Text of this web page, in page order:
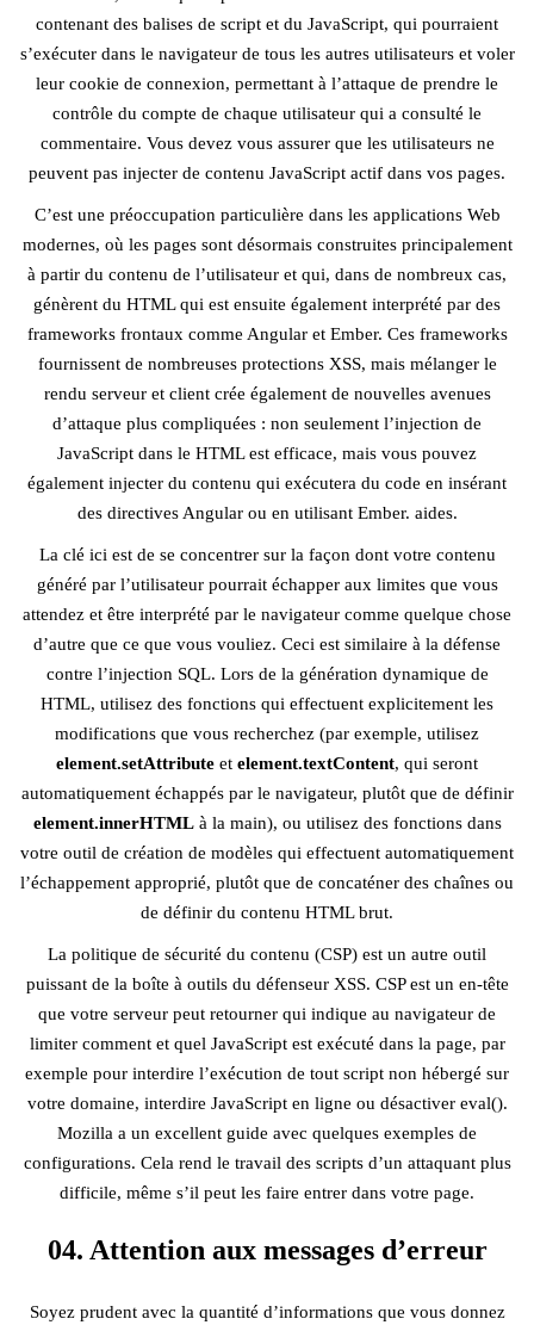
contenant des balises de script et du JavaScript, qui pourraient
s’exécuter dans le navigateur de tous les autres utilisateurs et voler
leur cookie de connexion, permettant à l’attaque de prendre le
contrôle du compte de chaque utilisateur qui a consulté le
commentaire. Vous devez vous assurer que les utilisateurs ne
peuvent pas injecter de contenu JavaScript actif dans vos pages.
C’est une préoccupation particulière dans les applications Web
modernes, où les pages sont désormais construites principalement
à partir du contenu de l’utilisateur et qui, dans de nombreux cas,
génèrent du HTML qui est ensuite également interprété par des
frameworks frontaux comme Angular et Ember. Ces frameworks
fournissent de nombreuses protections XSS, mais mélanger le
rendu serveur et client crée également de nouvelles avenues
d’attaque plus compliquées : non seulement l’injection de
JavaScript dans le HTML est efficace, mais vous pouvez
également injecter du contenu qui exécutera du code en insérant
des directives Angular ou en utilisant Ember. aides.
La clé ici est de se concentrer sur la façon dont votre contenu
généré par l’utilisateur pourrait échapper aux limites que vous
attendez et être interprété par le navigateur comme quelque chose
d’autre que ce que vous vouliez. Ceci est similaire à la défense
contre l’injection SQL. Lors de la génération dynamique de
HTML, utilisez des fonctions qui effectuent explicitement les
modifications que vous recherchez (par exemple, utilisez
element.setAttribute et element.textContent, qui seront
automatiquement échappés par le navigateur, plutôt que de définir
element.innerHTMLà la main), ou utilisez des fonctions dans
votre outil de création de modèles qui effectuent automatiquement
l’échappement approprié, plutôt que de concaténer des chaînes ou
de définir du contenu HTML brut.
La politique de sécurité du contenu (CSP) est un autre outil
puissant de la boîte à outils du défenseur XSS. CSP est un en-tête
que votre serveur peut retourner qui indique au navigateur de
limiter comment et quel JavaScript est exécuté dans la page, par
exemple pour interdire l’exécution de tout script non hébergé sur
votre domaine, interdire JavaScript en ligne ou désactiver eval().
Mozilla a un excellent guide avec quelques exemples de
configurations. Cela rend le travail des scripts d’un attaquant plus
difficile, même s’il peut les faire entrer dans votre page.
04. Attention aux messages d’erreur
Soyez prudent avec la quantité d’informations que vous donnez